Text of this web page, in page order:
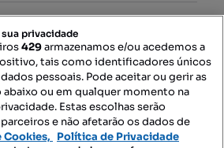
privacidade
429armazenamos e/ou acedemos a
tais como identificadores únicos
pessoais. Pode aceitar ou gerir as
ou em qualquer momento na
Estas escolhas serão
e não afetarão os dados de
Cookies, Política de Privacidade